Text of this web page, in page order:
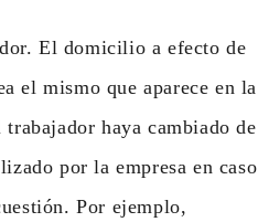
El domicilio a efecto de
el mismo que aparece en la
haya cambiado de
por la empresa en caso
Por ejemplo,